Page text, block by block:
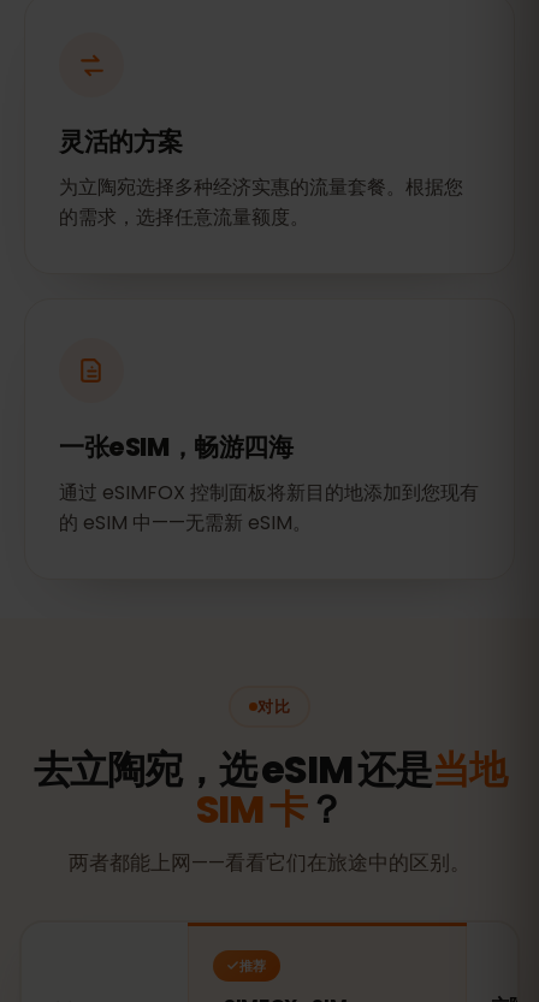
灵活的方案
为立陶宛选择多种经济实惠的流量套餐。根据您
的需求，选择任意流量额度。
一张eSIM，畅游四海
通过 eSIMFOX 控制面板将新目的地添加到您现有
的 eSIM 中——无需新 eSIM。
对比
去立陶宛，选 eSIM 还是当地
SIM 卡？
两者都能上网——看看它们在旅途中的区别。
推荐